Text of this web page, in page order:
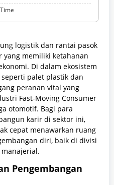
logistik dan rantai pasok
yang memiliki ketahanan
Di dalam ekosistem
palet plastik dan
peranan vital yang
Fast-Moving Consumer
otomotif. Bagi para
karir di sektor ini,
cepat menawarkan ruang
diri, baik di divisi
Pengembangan